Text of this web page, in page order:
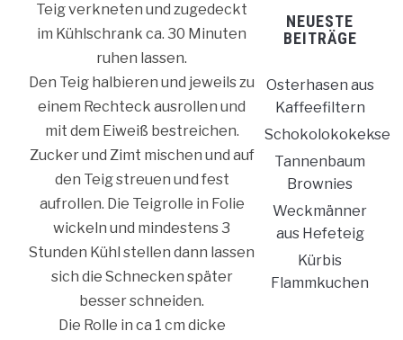
Teig verkneten und zugedeckt
im Kühlschrank ca. 30 Minuten
ruhen lassen.
Den Teig halbieren und jeweils zu
einem Rechteck ausrollen und
mit dem Eiweiß bestreichen.
Zucker und Zimt mischen und auf
den Teig streuen und fest
aufrollen. Die Teigrolle in Folie
wickeln und mindestens 3
Stunden Kühl stellen dann lassen
sich die Schnecken später
besser schneiden.
Die Rolle in ca 1 cm dicke
NEUESTE
BEITRÄGE
Osterhasen aus
Kaffeefiltern
Schokolokokekse
Tannenbaum
Brownies
Weckmänner
aus Hefeteig
Kürbis
Flammkuchen